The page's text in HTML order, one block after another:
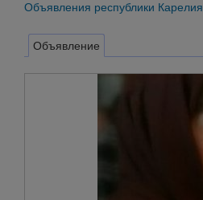
Объявления республики Карелия
Объявление